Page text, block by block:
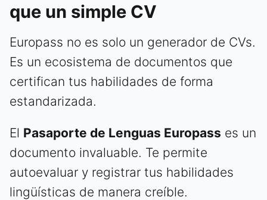
que un simple CV
Europass no es solo un generador de CVs.
Es un ecosistema de documentos que
certifican tus habilidades de forma
estandarizada.
El Pasaporte de Lenguas Europass es un
documento invaluable. Te permite
autoevaluar y registrar tus habilidades
lingüísticas de manera creíble.